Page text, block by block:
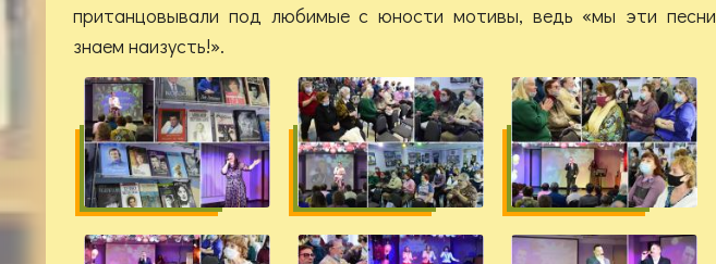
пританцовывали под любимые с юности мотивы, ведь «мы эти песни
знаем наизусть!».